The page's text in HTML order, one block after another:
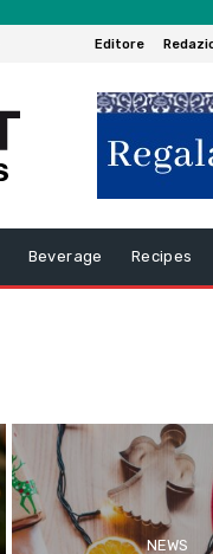
Editore
Beverage Recipes
NEWS